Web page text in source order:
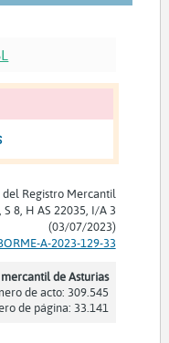
Registro Mercantil
8, H AS 22035, I/A 3
(03/07/2023)
A-2023-129-33
de Asturias
de acto: 309.545
de página: 33.141